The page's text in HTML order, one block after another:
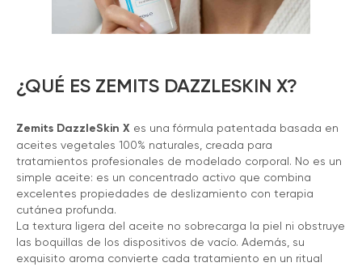
¿QUÉ ES ZEMITS DAZZLESKIN X?
Zemits DazzleSkin X es una fórmula patentada basada en
aceites vegetales 100% naturales, creada para
tratamientos profesionales de modelado corporal. No es un
simple aceite: es un concentrado activo que combina
excelentes propiedades de deslizamiento con terapia
cutánea profunda.
La textura ligera del aceite no sobrecarga la piel ni obstruye
las boquillas de los dispositivos de vacío. Además, su
exquisito aroma convierte cada tratamiento en un ritual